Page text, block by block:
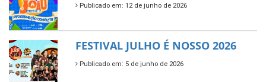
Publicado em: 12 de junho de 2026
FESTIVAL JULHO É NOSSO 2026
Publicado em: 5 de junho de 2026